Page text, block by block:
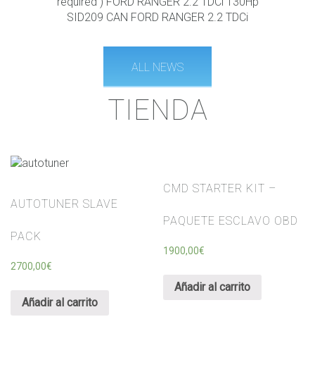
SID209 CAN FORD RANGER 2.2 TDCi
ALL NEWS
TIENDA
AUTOTUNER SLAVE
PACK
2700,00€
Añadir al carrito
CMD STARTER KIT –
PAQUETE ESCLAVO OBD
1900,00€
Añadir al carrito